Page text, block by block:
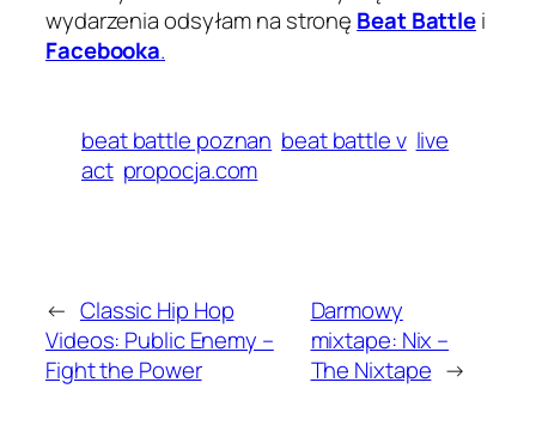
wydarzenia odsyłam na stronę Beat Battlei
Facebooka.
beat battle poznan beat battle v live
act propocja.com
← Classic Hip Hop
Videos: Public Enemy –
Fight the Power
Darmowy
mixtape: Nix –
The Nixtape →